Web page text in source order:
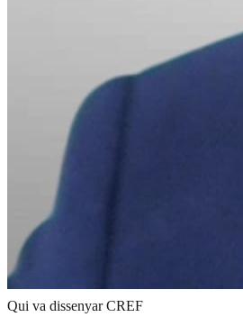
Qui va dissenyar CREF